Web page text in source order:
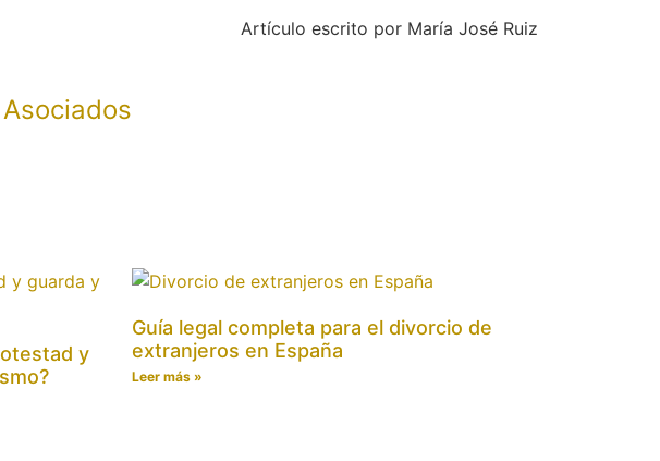
Artículo escrito por María José Ruiz
y
Guía legal completa para el divorcio de
extranjeros en España
Leer más »